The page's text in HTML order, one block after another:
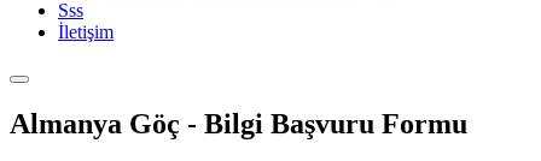
Sss
İletişim
Almanya Göç - Bilgi Başvuru Formu